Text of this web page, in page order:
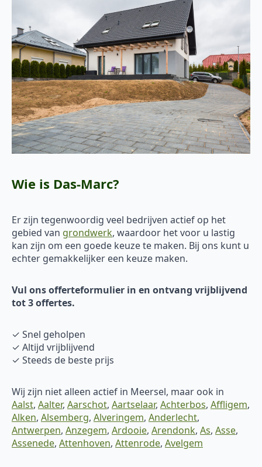
Wie is Das-Marc?
Er zijn tegenwoordig veel bedrijven actief op het
gebied van grondwerk, waardoor het voor u lastig
kan zijn om een goede keuze te maken. Bij ons kunt u
echter gemakkelijker een keuze maken.
Vul ons offerteformulier in en ontvang vrijblijvend
tot 3 offertes.
✓ Snel geholpen
✓ Altijd vrijblijvend
✓ Steeds de beste prijs
Wij zijn niet alleen actief in Meersel, maar ook in
Aalst, Aalter, Aarschot, Aartselaar, Achterbos, Affligem,
Alken, Alsemberg, Alveringem, Anderlecht,
Antwerpen, Anzegem, Ardooie, Arendonk, As, Asse,
Assenede, Attenhoven, Attenrode, Avelgem